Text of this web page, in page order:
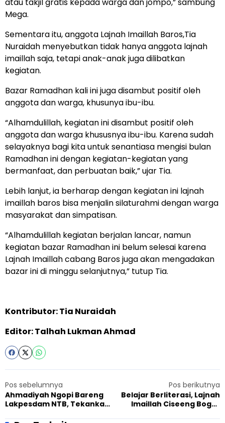
atau takjil gratis kepada warga dan jompo,” sambung
Mega.
Sementara itu, anggota Lajnah Imaillah Baros,Tia
Nuraidah menyebutkan tidak hanya anggota lajnah
imaillah saja, tetapi anak-anak juga dilibatkan
kegiatan.
Bazar Ramadhan kali ini juga disambut positif oleh
anggota dan warga, khusunya ibu-ibu.
“Alhamdulillah, kegiatan ini disambut positif oleh
anggota dan warga khususnya ibu-ibu. Karena sudah
selayaknya bagi kita untuk senantiasa mengisi bulan
Ramadhan ini dengan kegiatan-kegiatan yang
bermanfaat, dan perbuatan baik,” ujar Tia.
Lebih lanjut, ia berharap dengan kegiatan ini lajnah
imaillah baros bisa menjalin silaturahmi dengan warga
masyarakat dan simpatisan.
“Alhamdulillah kegiatan berjalan lancar, namun
kegiatan bazar Ramadhan ini belum selesai karena
Lajnah Imaillah cabang Baros juga akan mengadakan
bazar ini di minggu selanjutnya,” tutup Tia.
Kontributor: Tia Nuraidah
Editor: Talhah Lukman Ahmad
Pos sebelumnya
Ahmadiyah Ngopi Bareng
Lakpesdam NTB, Tekankan
Pos berikutnya
Belajar Berliterasi, Lajnah
Imaillah Ciseeng Bogor